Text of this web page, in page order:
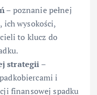
– poznanie pełnej
ich wysokości,
to klucz do
strategii –
i
finansowej spadku